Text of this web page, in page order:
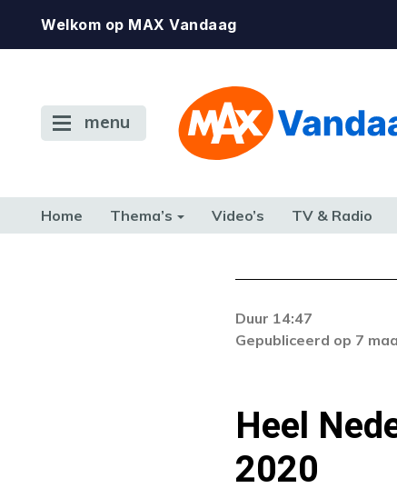
Welkom op MAX Vandaag
menu
Home Thema’s Video’s TV & Radio
Duur 14:47
Gepubliceerd op 7
Heel
2020